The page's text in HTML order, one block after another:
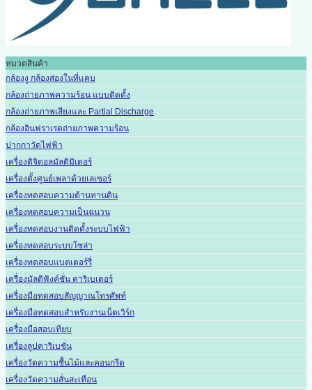
หมวดสินค้า
กล้องงู กล้องส่องในที่แคบ
กล้องถ่ายภาพความร้อน แบบติดตั้ง
กล้องถ่ายภาพเสียงและ Partial Discharge
กล้องอินฟราเรดถ่ายภาพความร้อน
ปากกาวัดไฟฟ้า
เครื่องดิจิตอลมัลติมิเตอร์
เครื่องตั้งศูนย์เพลาด้วยเลเซอร์
เครื่องทดสอบความต้านทานดิน
เครื่องทดสอบความเป็นฉนวน
เครื่องทดสอบงานติดตั้งระบบไฟฟ้า
เครื่องทดสอบระบบโซล่า
เครื่องทดสอบแบตเตอร์รี่
เครื่องมัลติฟังค์ชั่น คาริเบเตอร์
เครื่องมือทดสอบสัญญาณโทรศัพท์
เครื่องมือทดสอบสำหรับงานเน็ตเวิร์ก
เครื่องมือสอบเทียบ
เครื่องลูปคาริเบชั่น
เครื่องวัดความชื้นไม้และคอนกรีต
เครื่องวัดความสั่นสะเทือน